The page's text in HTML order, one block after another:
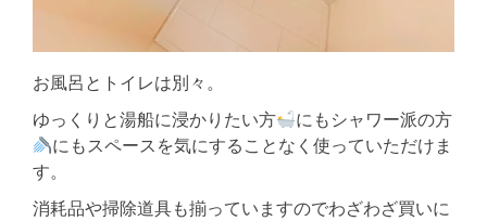
お風呂とトイレは別々。
ゆっくりと湯船に浸かりたい方
にもシャワー派の方
にもスペースを気にすることなく使っていただけま
す。
消耗品や掃除道具も揃っていますのでわざわざ買いに